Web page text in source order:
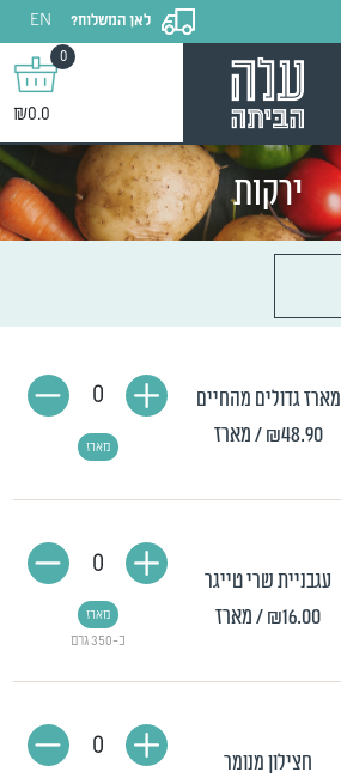
לאן המשלוח?
EN
0
₪0.0
ירקות
מארז גדולים מהחיים
₪48.90 / מארז מארז
0
עגבניית שרי טייגר
₪16.00/ מארז
כ-350 גרם
מארז
0
חצילון מנומר
0